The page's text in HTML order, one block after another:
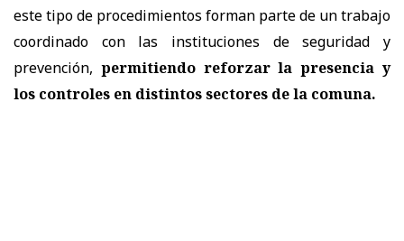
este tipo de procedimientos forman parte de un trabajo
coordinado con las instituciones de seguridad y
prevención, permitiendo reforzar la presencia y
los controles en distintos sectores de la comuna.